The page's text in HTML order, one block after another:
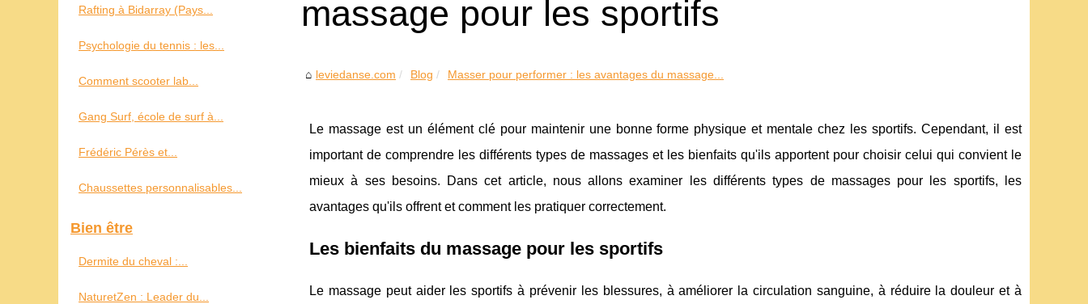
massage pour les sportifs
leviedanse.com Blog Masser pour performer : les avantages du massage...
Le massage est un élément clé pour maintenir une bonne forme physique et mentale chez les sportifs. Cependant, il est
important de comprendre les différents types de massages et les bienfaits qu'ils apportent pour choisir celui qui convient le
mieux à ses besoins. Dans cet article, nous allons examiner les différents types de massages pour les sportifs, les
avantages qu'ils offrent et comment les pratiquer correctement.
Les bienfaits du massage pour les sportifs
Le massage peut aider les sportifs à prévenir les blessures, à améliorer la circulation sanguine, à réduire la douleur et à
Rafting à Bidarray (Pays...
Psychologie du tennis : les...
Comment scooter lab...
Gang Surf, école de surf à...
Frédéric Pérès et...
Chaussettes personnalisables...
Bien être
Dermite du cheval :...
NaturetZen : Leader du...